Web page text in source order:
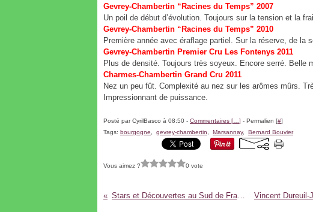
Gevrey-Chambertin “Racines du Temps” 2007
Un poil de début d’évolution. Toujours sur la tension et la
Gevrey-Chambertin “Racines du Temps” 2010
Première année avec éraflage partiel. Sur la réserve, de la
Gevrey-Chambertin Premier Cru Les Fontenys 2011
Plus de densité. Toujours très soyeux. Encore serré. Belle
Charmes-Chambertin Grand Cru 2011
Nez un peu fût. Complexité au nez sur les arômes mûrs.
Impressionnant de puissance.
Posté par CyrilBasco à 08:50 - Commentaires [ ] - Permalien [#]
Tags: bourgogne gevrey-chambertin Marsannay, Bernard Bouvier
Vous aimez ? 0 vote
Stars et Découvertes au Sud de France